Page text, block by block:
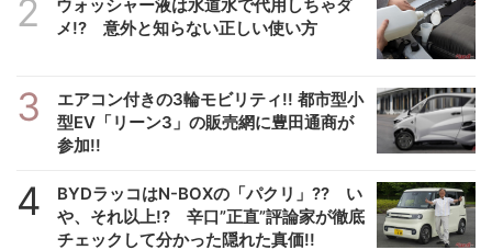
2
ウォッシャー液は水道水で代用しちゃダ
メ!? 意外と知らない正しい使い方
3
エアコン付きの3輪モビリティ!! 都市型小
型EV「リーン3」の販売網に豊田通商が
参加!!
4
BYDラッコはN-BOXの「パクリ」?? い
や、それ以上!? 辛口”正直”評論家が徹底
チェックして分かった隠れた真価!!